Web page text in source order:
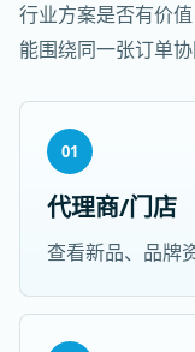
行业方案是否有价
能围绕同一张订单
01
代理商/门店
查看新品、品牌